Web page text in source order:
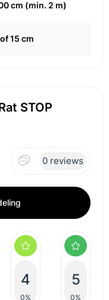
cm (min. 2 m)
15 cm
STOP
0 reviews
4
0%
5
0%